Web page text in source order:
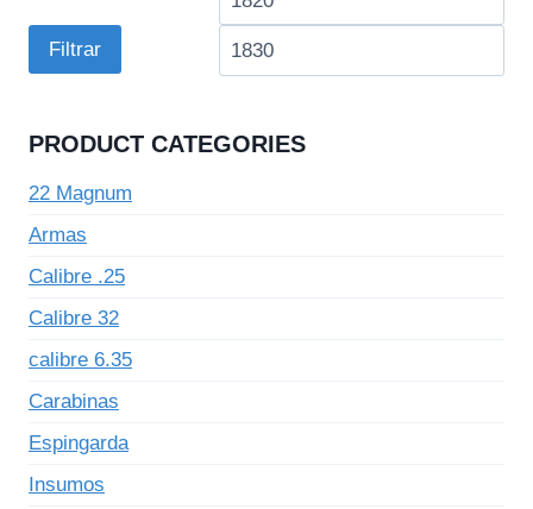
Filtrar
PRODUCT CATEGORIES
22 Magnum
Armas
Calibre .25
Calibre 32
calibre 6.35
Carabinas
Espingarda
Insumos